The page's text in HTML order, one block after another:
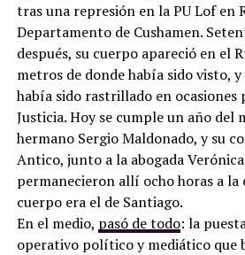
tras una represión en la PU Lof en
Departamento de Cushamen.
después, su cuerpo apareció en el
metros de donde había sido visto,
había sido rastrillado en ocasiones
Justicia. Hoy se cumple un año del
hermano Sergio Maldonado, y su
Antico, junto a la abogada
permanecieron allí ocho horas a la
cuerpo era el de Santiago.
En el medio, pasó de todo: la
operativo político y mediático que